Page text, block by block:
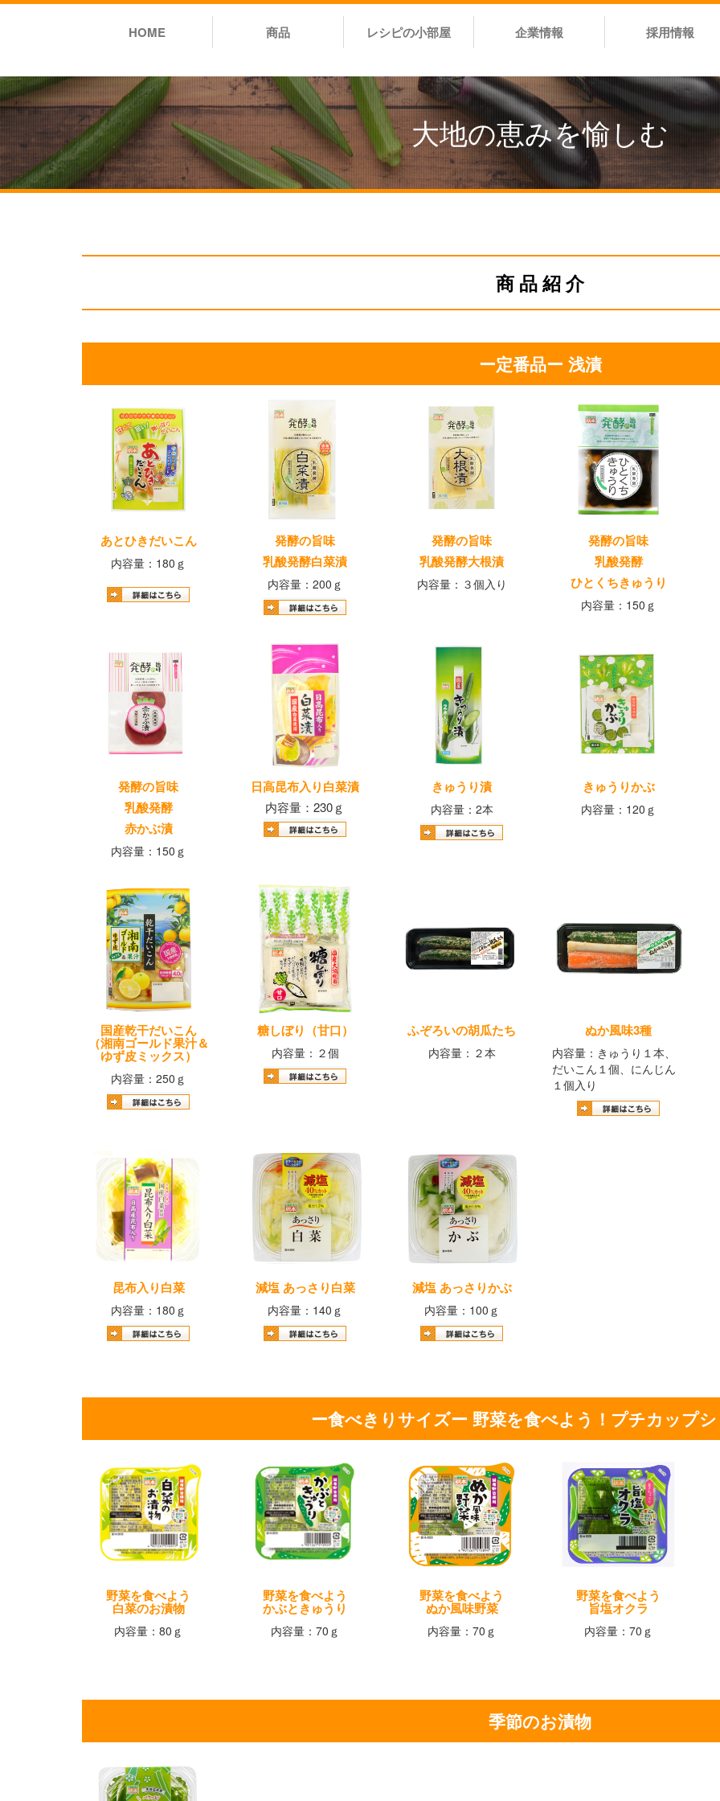
HOME 商品 レシピの小部屋 企業情報 採用情報
大地の恵みを愉しむ
商 品 紹 介
ー定番品ー 浅漬
あとひきだいこん
内容量：180ｇ
発酵の旨味
乳酸発酵白菜漬
内容量：200ｇ
発酵の旨味
乳酸発酵大根漬
内容量：３個入り
発酵の旨味
乳酸発酵
ひとくちきゅうり
内容量：150ｇ
発酵の旨味
乳酸発酵
赤かぶ漬
内容量：150ｇ
日高昆布入り白菜漬
内容量：230ｇ
きゅうり漬
内容量：2本
きゅうりかぶ
内容量：120ｇ
国産乾干だいこん
（湘南ゴールド果汁＆
ゆず皮ミックス）
内容量：250ｇ
糖しぼり（甘口）
内容量：２個
ふぞろいの胡瓜たち
内容量：２本
ぬか風味3種
内容量：きゅうり１本、
だいこん１個、にんじん
１個入り
昆布入り白菜
内容量：180ｇ
減塩 あっさり白菜
内容量：140ｇ
減塩 あっさりかぶ
内容量：100ｇ
ー食べきりサイズー 野菜を食べよう！プチカップ
野菜を食べよう
白菜のお漬物
内容量：80ｇ
野菜を食べよう
かぶときゅうり
内容量：70ｇ
野菜を食べよう
ぬか風味野菜
内容量：70ｇ
野菜を食べよう
旨塩オクラ
内容量：70ｇ
季節のお漬物